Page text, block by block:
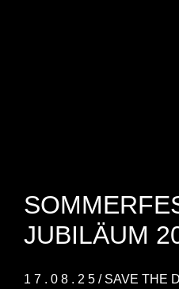
JUBILÄUM
1 7 . 0 8 . 2 5 / SAVE THE